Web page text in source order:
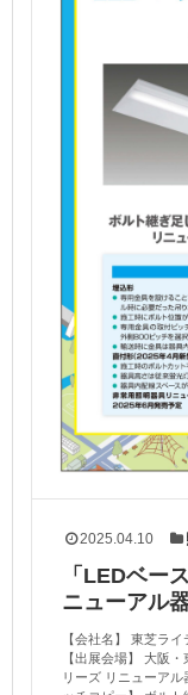
2025.04.10
「LEDベー
ニューアル
【会社名】 東芝ラ
【出展会場】 大阪
リーズ リニューア